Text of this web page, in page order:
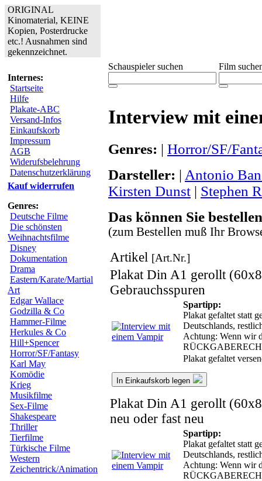
ORIGINAL
Kinomaterial, KEINE
Kopien, Posterdrucke
etc.! Ausnahmen sind
gekennzeichnet.
Internes:
Startseite
Hilfe
Plakate-ABC
Versand-Infos
Einkaufskorb
Impressum
AGB
Widerufsbelehrung
Datenschutzerklärung
Kauf widerrufen
Genres:
Deutsche Filme
Die schönsten
Weihnachtsfilme
Disney
Dokumentation
Drama
Eastern/Karate/Martial
Art
Edgar Wallace
Godzilla & Co
Hammer-Filme
Herkules & Co
Hill+Spencer
Horror/SF/Fantasy
Karl May
Komödie
Krieg
Musikfilme
Sex-Filme
Shakespeare
Thriller
Tierfilme
Türkische Filme
Western
Zeichentrick/Animation
Schauspieler suchen Film
Interview mit
Genres: | Horror/SF/
Darsteller: | Antonio
Kirsten Dunst | Stephen
Das können Sie
(zum Bestellen muß Ihr
Artikel [Art.Nr.]
Plakat Din A1 gerollt
Gebrauchsspuren
Spartipp:
Plakat gefaltet statt
Deutschlands,
Achtung: Wenn wir
Plakat gefaltet
In Einkaufskorb legen
Plakat Din A1 gerollt
neu oder fast neu
Spartipp:
Plakat gefaltet statt
Deutschlands,
Achtung: Wenn wir